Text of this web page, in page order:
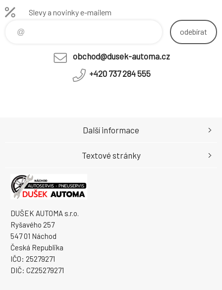
Slevy a novinky e-mailem
odebírat
obchod@dusek-automa.cz
+420 737 284 555
DUŠEK AUTOMA s.r.o.
Ryšavého 257
547 01 Náchod
Česká Republika
IČO: 25279271
DIČ: CZ25279271
Další informace
Textové stránky